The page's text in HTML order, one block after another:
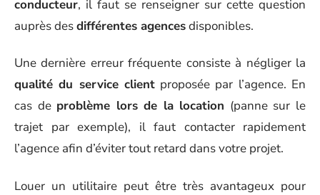
conducteur, il faut se renseigner sur cette question
auprès desdifférentes agencesdisponibles.
Une dernière erreur fréquente consiste à négliger la
qualité du service clientproposée par l’agence. En
cas de problème lors de la location (panne sur le
trajet par exemple), il faut contacter rapidement
l’agence afin d’éviter tout retard dans votre projet.
Louer un utilitaire peut être très avantageux pour